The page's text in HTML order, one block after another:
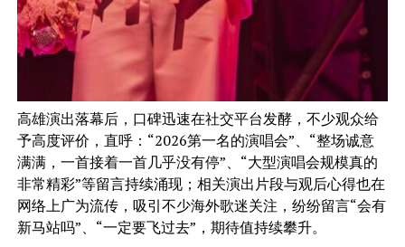
高雄演出落幕后，口碑迅速在社交平台发酵，不少观众给
予高度评价，直呼：“2026第一名的演唱会”、“整场诚意
满满，一首接着一首几乎没有停”、“大型演唱会规模真的
非常精彩”等留言持续涌现；相关演出片段与观后心得也在
网络上广为流传，吸引不少海外歌迷关注，纷纷留言“会有
新马站吗”、“一定要飞过去”，期待值持续攀升。